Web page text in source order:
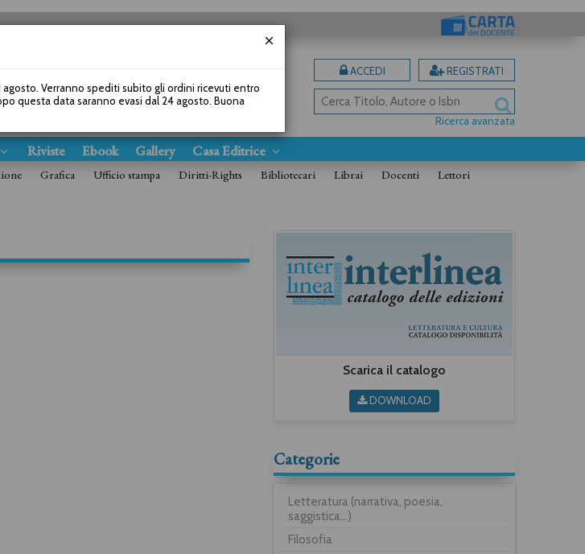
ACCEDI REGISTRATI
Ricerca avanzata
Riviste Ebook Gallery Casa Editrice
Grafica Ufficio stampa Diritti-Rights Bibliotecari Librai Docenti Lettori
Scarica il catalogo
DOWNLOAD
Categorie
Letteratura (narrativa, poesia,
saggistica...)
Filosofia
agosto. Verranno spediti subito gli ordini ricevuti entro
questa data saranno evasi dal 24 agosto. Buona